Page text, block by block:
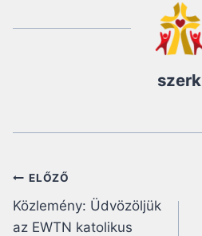
szerk
Bejegyzés
navigáció
ELŐZŐ
Közlemény: Üdvözöljük
az EWTN katolikus